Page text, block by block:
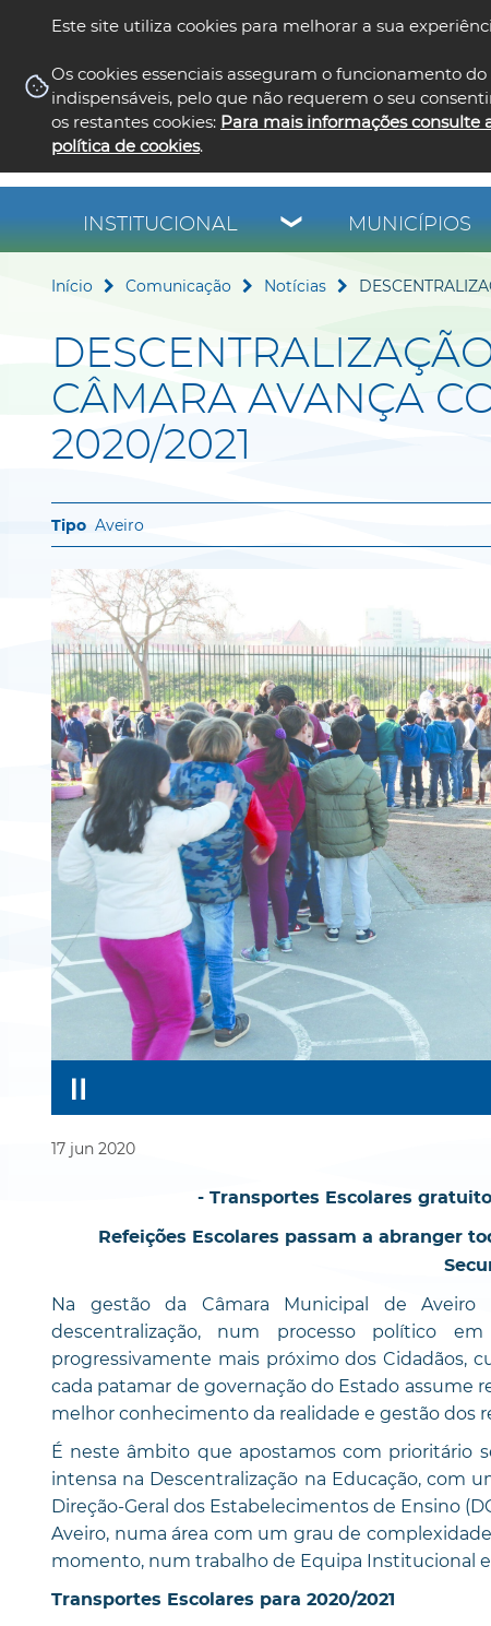
Este site utiliza cookies para melhorar a sua
Os cookies essenciais asseguram o funcionamento do
indispensáveis, pelo que não requerem o seu
os restantes cookies: Para mais informações consulte
política de cookies.
INSTITUCIONAL MUNICÍPIOS
Início Comunicação Notícias
CÂMARA AVANÇA
2020/2021
Aveiro
17 jun 2020
- Transportes Escolares
Refeições Escolares passam a abranger
Na gestão da Câmara Municipal de
descentralização, num processo político
progressivamente mais próximo dos Cidadãos,
cada patamar de governação do Estado assume
melhor conhecimento da realidade e gestão dos
É neste âmbito que apostamos com prioritário
intensa na Descentralização na Educação, com
Direção-Geral dos Estabelecimentos de Ensino
Aveiro, numa área com um grau de
momento, num trabalho de Equipa Institucional
Transportes Escolares para 2020/2021